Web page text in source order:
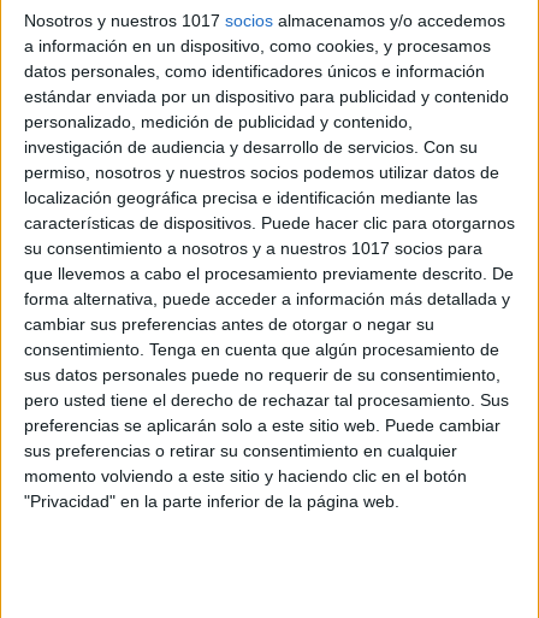
Nosotros y nuestros 1017 socios almacenamos y/o accedemos
a información en un dispositivo, como cookies, y procesamos
datos personales, como identificadores únicos e información
estándar enviada por un dispositivo para publicidad y contenido
personalizado, medición de publicidad y contenido,
investigación de audiencia y desarrollo de servicios. Con su
permiso, nosotros y nuestros socios podemos utilizar datos de
localización geográfica precisa e identificación mediante las
características de dispositivos. Puede hacer clic para otorgarnos
su consentimiento a nosotros y a nuestros 1017 socios para
que llevemos a cabo el procesamiento previamente descrito. De
forma alternativa, puede acceder a información más detallada y
cambiar sus preferencias antes de otorgar o negar su
consentimiento. Tenga en cuenta que algún procesamiento de
sus datos personales puede no requerir de su consentimiento,
pero usted tiene el derecho de rechazar tal procesamiento. Sus
preferencias se aplicarán solo a este sitio web. Puede cambiar
sus preferencias o retirar su consentimiento en cualquier
momento volviendo a este sitio y haciendo clic en el botón
"Privacidad" en la parte inferior de la página web.
Reto de atención para mentes curiosas
Las estaciones
Publicado el 27 mayo, 2026
Hoy te presento un recurso ideal para trabajar la
atención y la concentración de forma divertida: el Reto
de atención – Las estaciones. Este juego propone
encontrar la imagen que […]
SEGUIR LEYENDO
Buscar